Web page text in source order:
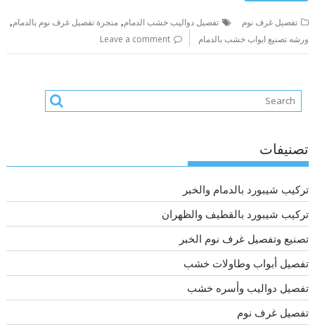
تفصيل غرف نوم تفصيل دواليب خشب الدمام,منجرة تفصيل غرف نوم بالدمام,
ورشه تصنيع ابواب خشب بالدمام Leave a comment
تصنيفات
تركيب شيبورد بالدمام والخبر
تركيب شيبورد بالقطيف والظهران
تصنيع وتفصيل غرف نوم الخبر
تفصيل أبواب وطاولات خشب
تفصيل دواليب وأسره خشب
تفصيل غرف نوم